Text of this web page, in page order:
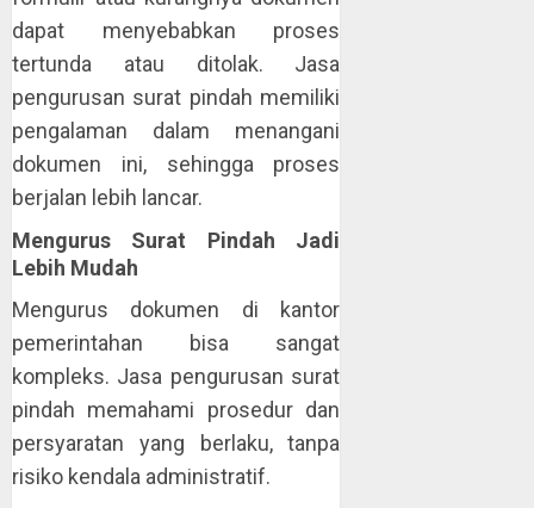
dapat menyebabkan proses
tertunda atau ditolak. Jasa
pengurusan surat pindah memiliki
pengalaman dalam menangani
dokumen ini, sehingga proses
berjalan lebih lancar.
Mengurus Surat Pindah Jadi
Lebih Mudah
Mengurus dokumen di kantor
pemerintahan bisa sangat
kompleks. Jasa pengurusan surat
pindah memahami prosedur dan
persyaratan yang berlaku, tanpa
risiko kendala administratif.